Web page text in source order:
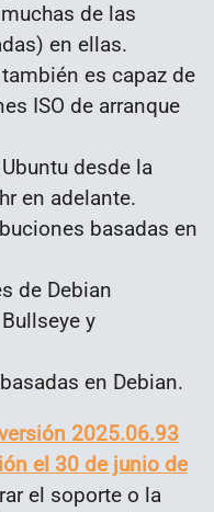
de las
en ellas.
es capaz de
ISO de arranque
desde la
en adelante.
basadas en
de Debian
y
en Debian.
2025.06.93
el 30 de junio de
el soporte o la